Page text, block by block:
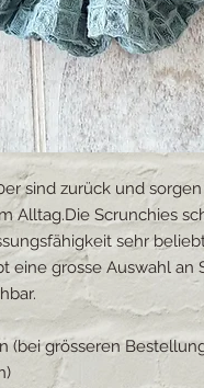
sind zurück und
Alltag.Die Scrunchies
sehr
eine grosse Auswahl an
(bei grösseren